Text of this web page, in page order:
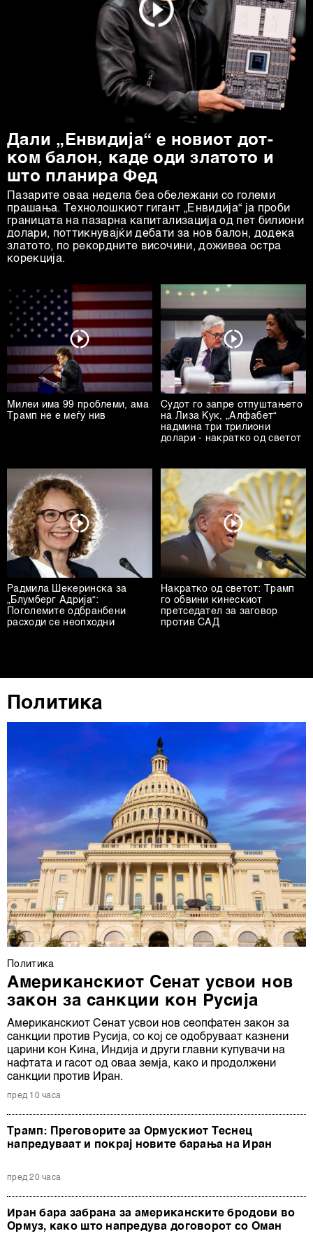
Дали „Енвидија“ е новиот дот-
ком балон, каде оди златото и
што планира Фед
Пазарите оваа недела беа обележани со големи
прашања. Технолошкиот гигант „Енвидија“ ја проби
границата на пазарна капитализација од пет билиони
долари, поттикнувајќи дебати за нов балон, додека
златото, по рекордните височини, доживеа остра
корекција.
Милеи има 99 проблеми, ама
Трамп не е меѓу нив
Судот го запре отпуштањето
на Лиза Кук, „Алфабет“
надмина три трилиони
долари - накратко од светот
Радмила Шекеринска за
„Блумберг Адрија“:
Поголемите одбранбени
расходи се неопходни
Накратко од светот: Трамп
го обвини кинескиот
претседател за заговор
против САД
Политика
Политика
Американскиот Сенат усвои нов
закон за санкции кон Русија
Американскиот Сенат усвои нов сеопфатен закон за
санкции против Русија, со кој се одобруваат казнени
царини кон Кина, Индија и други главни купувачи на
нафтата и гасот од оваа земја, како и продолжени
санкции против Иран.
пред 10 часа
Трамп: Преговорите за Ормускиот Теснец
напредуваат и покрај новите барања на Иран
пред 20 часа
Иран бара забрана за американските бродови во
Ормуз, како што напредува договорот со Оман